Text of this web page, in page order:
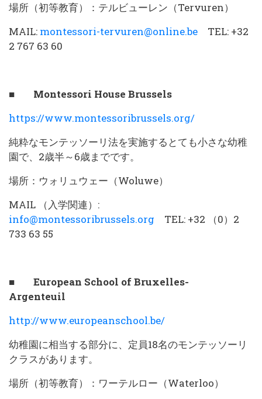
場所（初等教育）：テルビューレン（Tervuren）
MAIL: montessori-tervuren@online.be TEL: +32
2 767 63 60
■ Montessori House Brussels
https://www.montessoribrussels.org/
純粋なモンテッソーリ法を実施するとても小さな幼稚
園で、2歳半～6歳までです。
場所：ウォリュウェー（Woluwe）
MAIL （入学関連）:
info@montessoribrussels.org TEL: +32 （0）2
733 63 55
■ European School of Bruxelles-
Argenteuil
http://www.europeanschool.be/
幼稚園に相当する部分に、定員18名のモンテッソーリ
クラスがあります。
場所（初等教育）：ワーテルロー（Waterloo）